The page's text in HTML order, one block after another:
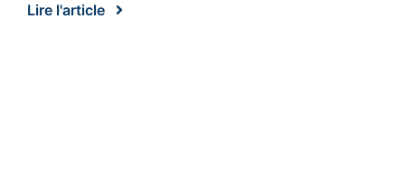
Lire l'article